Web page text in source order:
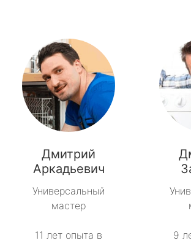
Дмитрий
Аркадьевич
Универсальный
мастер
11 лет опыта в
9